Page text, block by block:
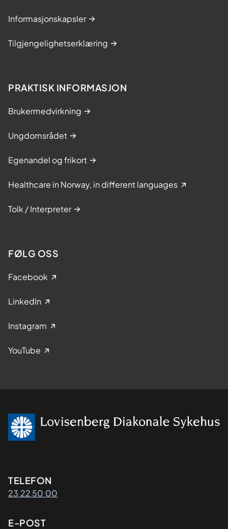
Informasjonskapsler
Tilgjengelighetserklæring
PRAKTISK INFORMASJON
Brukermedvirkning
Ungdomsrådet
Egenandel og frikort
Healthcare in Norway, in different languages
Tolk / Interpreter
FØLG OSS
Facebook
LinkedIn
Instagram
YouTube
Kontaktinformasjon
TELEFON
23 22 50 00
E-POST